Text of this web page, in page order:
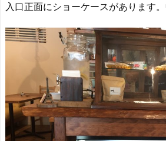
入口正面にショーケースがあります。